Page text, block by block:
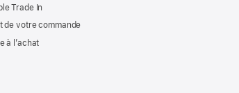
Trade In
de votre commande
à l’achat